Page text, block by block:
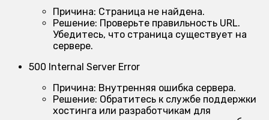
Причина: Страница не найдена.
Решение: Проверьте правильность URL.
Убедитесь, что страница существует на
сервере.
500 Internal Server Error
Причина: Внутренняя ошибка сервера.
Решение: Обратитесь к службе поддержки
хостинга или разработчикам для